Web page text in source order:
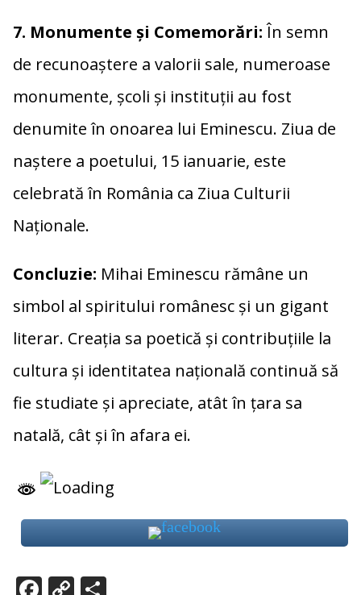
7. Monumente și Comemorări:În semn
de recunoaștere a valorii sale, numeroase
monumente, școli și instituții au fost
denumite în onoarea lui Eminescu. Ziua de
naștere a poetului, 15 ianuarie, este
celebrată în România ca Ziua Culturii
Naționale.
Concluzie: Mihai Eminescu rămâne un
simbol al spiritului românesc și un gigant
literar. Creația sa poetică și contribuțiile la
cultura și identitatea națională continuă să
fie studiate și apreciate, atât în țara sa
natală, cât și în afara ei.